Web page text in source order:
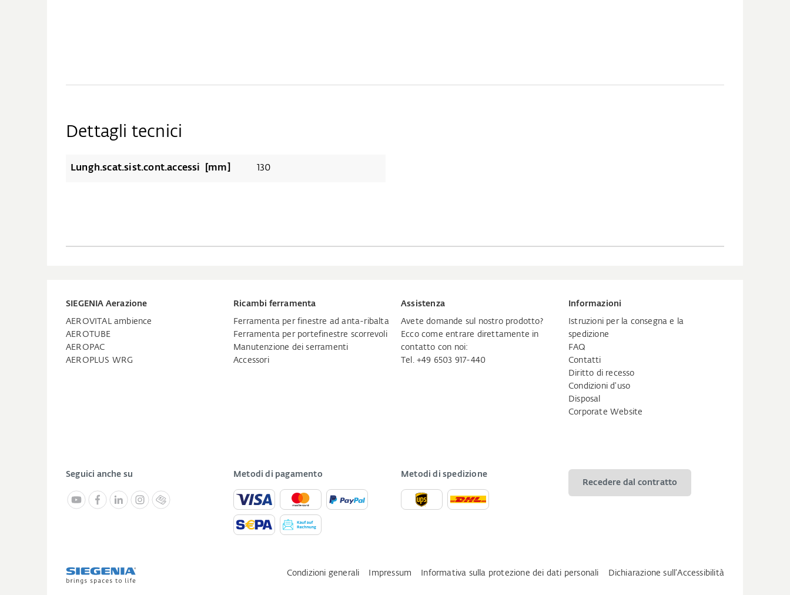
Dettagli tecnici
Lungh.scat.sist.cont.accessi [mm] 130
SIEGENIA Aerazione
AEROVITAL ambience
AEROTUBE
AEROPAC
AEROPLUS WRG
Ricambi ferramenta
Ferramenta per finestre ad anta-ribalta
Ferramenta per portefinestre scorrevoli
Manutenzione dei serramenti
Accessori
Assistenza
Avete domande sul nostro prodotto?
Ecco come entrare direttamente in
contatto con noi:
Tel. +49 6503 917-440
Informazioni
Istruzioni per la consegna e la
spedizione
FAQ
Contatti
Diritto di recesso
Condizioni d'uso
Disposal
Corporate Website
Seguici anche su Metodi di pagamento
Metodi di spedizione
Recedere dal contratto
Condizioni generali Impressum Informativa sulla protezione dei dati personali Dichiarazione sull‘Accessibilità